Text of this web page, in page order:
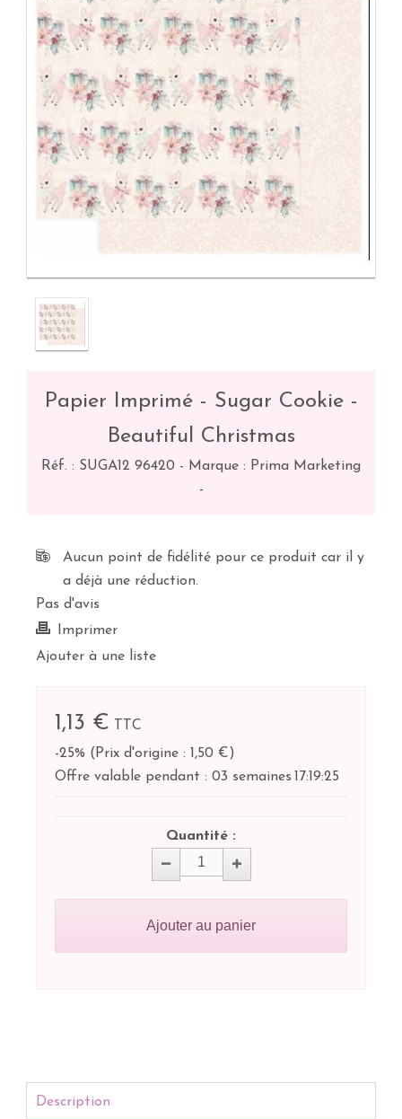
Papier Imprimé - Sugar Cookie -
Beautiful Christmas
Réf. : SUGA12 96420 - Marque : Prima Marketing
-
Aucun point de fidélité pour ce produit car il y
a déjà une réduction.
Pas d'avis
Imprimer
Ajouter à une liste
1,13 €
TTC
-25% ( Prix d'origine : 1,50 €)
Offre valable pendant : 03 semaines 17:19:25
Quantité :
Ajouter au panier
Description